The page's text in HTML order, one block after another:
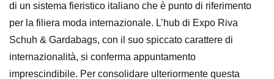
di un sistema fieristico italiano che è punto di riferimento
per la filiera moda internazionale. L’hub di Expo Riva
Schuh & Gardabags, con il suo spiccato carattere di
internazionalità, si conferma appuntamento
imprescindibile. Per consolidare ulteriormente questa